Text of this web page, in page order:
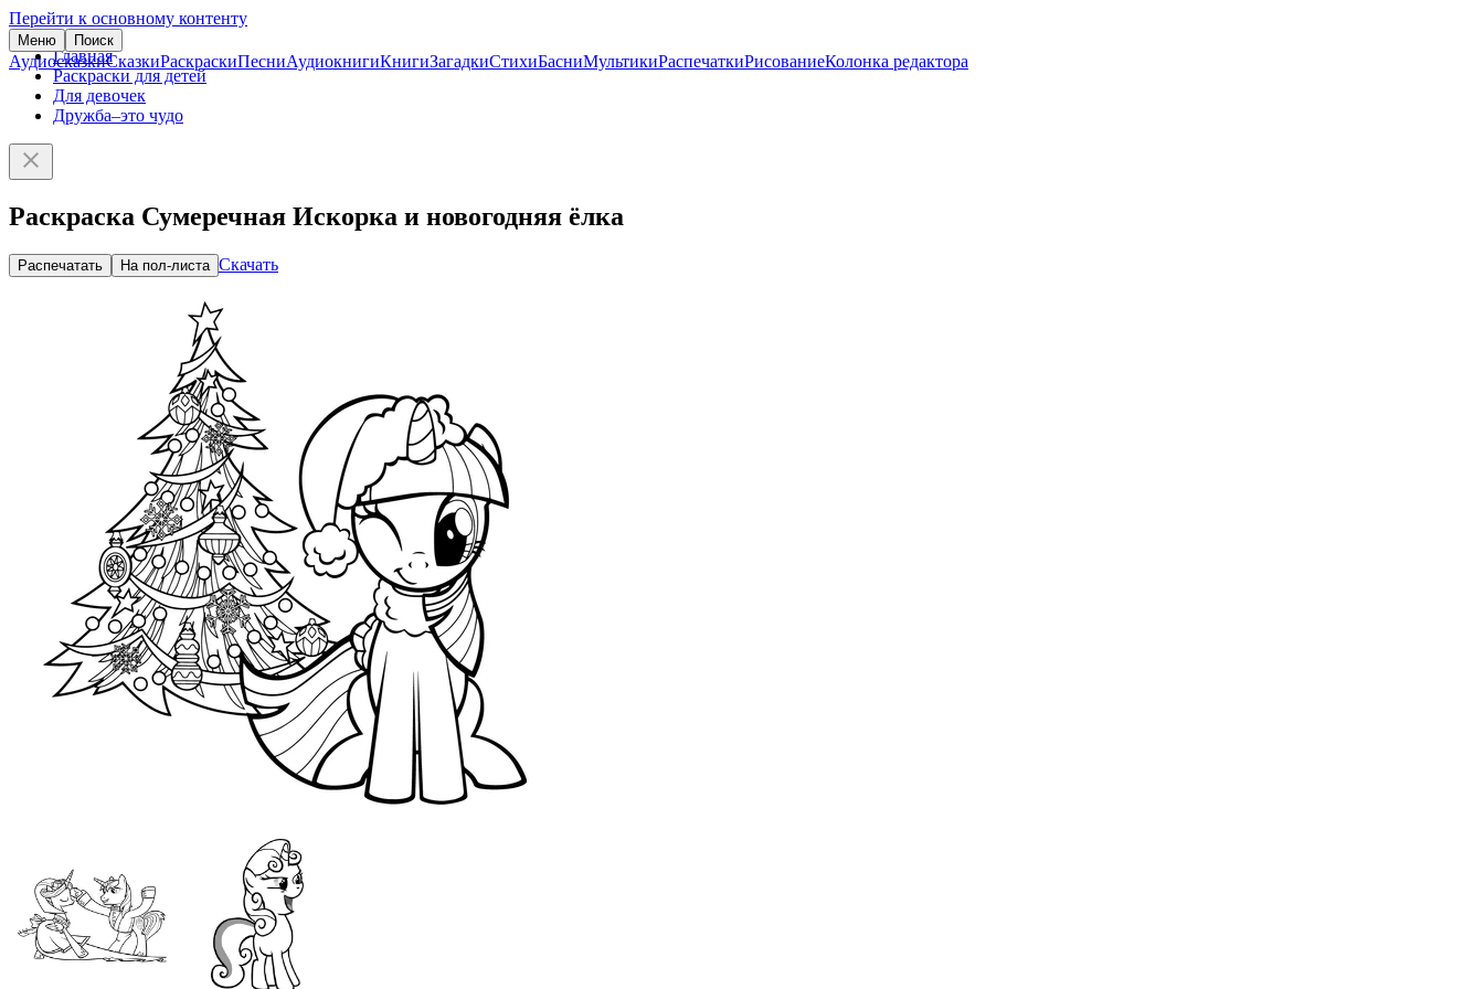
Перейти к основному контенту
Меню Поиск
АудиосказкиСказкиРаскраскиПесниАудиокнигиКнигиЗагадкиСтихиБасниМультикиРаспечаткиРисованиеКолонка редактора
Главная
Раскраски для детей
Для девочек
Дружба–это чудо
Раскраска Сумеречная Искорка и новогодняя ёлка
Распечатать На пол-листа Скачать